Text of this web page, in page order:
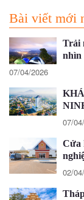
Bài viết mới
Trải
nhìn
07/04/2026
07/
Cửa
02/